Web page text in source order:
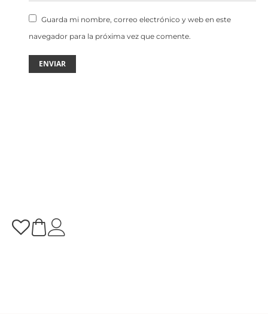
Guarda mi nombre, correo electrónico y web en este
navegador para la próxima vez que comente.